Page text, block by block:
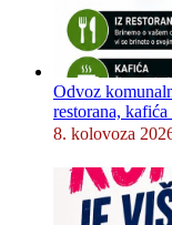
Odvoz
restorana, kafića
8. kolovoza